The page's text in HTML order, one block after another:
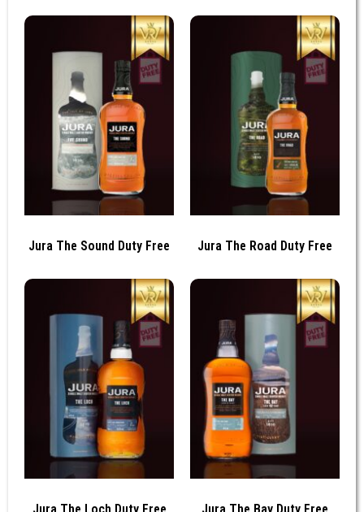
Jura The Sound Duty Free Jura The Road Duty Free
Jura The Loch Duty Free Jura The Bay Duty Free